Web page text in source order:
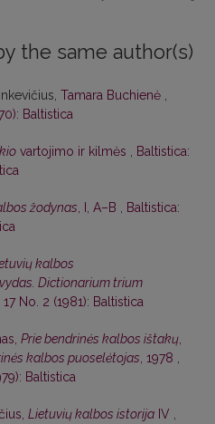
the same author(s)
Tamara Buchienė
Baltistica
vartojimo ir kilmės
Baltistica:
žodynas , I, A–B
Baltistica:
kalbos
Dictionarium trium
No. 2 (1981): Baltistica
Prie bendrinės kalbos ištakų
kalbos puoselėtojas , 1978
Baltistica
Lietuvių kalbos istorija IV